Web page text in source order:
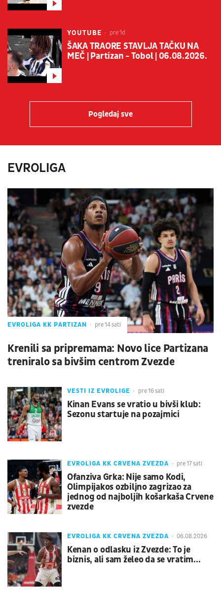
YOUTUBE pre 1d
ŠAKA TRAORE STAVLJA TAČKU NA
MEČ | Partizan - Tobol | 06.08.2026.
Pogledaj sve
EVROLIGA
EVROLIGA KK PARTIZAN pre 14 sati
Krenili sa pripremama: Novo lice Partizana
treniralo sa bivšim centrom Zvezde
VESTI IZ EVROLIGE pre 16 sati
Kinan Evans se vratio u bivši klub:
Sezonu startuje na pozajmici
EVROLIGA KK CRVENA ZVEZDA pre 17 sati
Ofanziva Grka: Nije samo Kodi,
Olimpijakos ozbiljno zagrizao za
jednog od najboljih košarkaša Crvene
zvezde
EVROLIGA KK CRVENA ZVEZDA 06.08.2026
Kenan o odlasku iz Zvezde: To je
biznis, ali sam želeo da se vratim...